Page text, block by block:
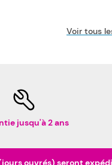
Voir tous
jusqu'à 2 ans
ouvrés) seront